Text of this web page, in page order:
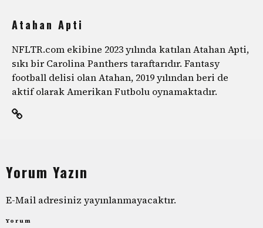
Atahan Apti
NFLTR.com ekibine 2023 yılında katılan Atahan Apti,
sıkı bir Carolina Panthers taraftarıdır. Fantasy
football delisi olan Atahan, 2019 yılından beri de
aktif olarak Amerikan Futbolu oynamaktadır.
Yorum Yazın
E-Mail adresiniz yayınlanmayacaktır.
Yorum